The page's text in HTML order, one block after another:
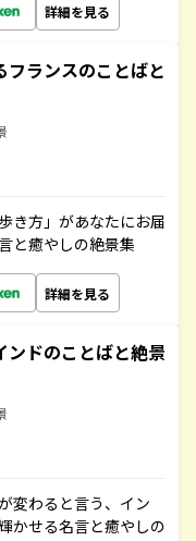
詳細を見る
フランスのことばと
き方」があなたにお届
と癒やしの絶景集
詳細を見る
ンドのことばと絶景
変わると言う、イン
かせる名言と癒やしの